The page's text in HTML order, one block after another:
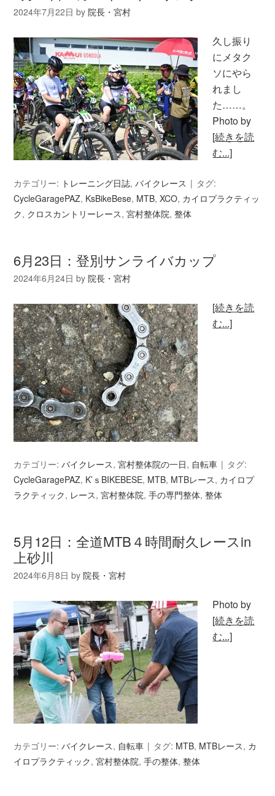
2024年7月22日 by院長・宮村
久し振り
にメタク
ソにやら
れまし
た……。
Photo by
[続きを読
む...]
カテゴリー: トレーニング日誌,バイクレース
タグ:
CycleGaragePAZ, KsBikeBese, MTB,XCO, カイロプラクティッ
ク, クロスカントリーレース,宮村整体院,整体
6月23日：登別サンライバカップ
2024年6月24日 by院長・宮村
[続きを読
む...]
カテゴリー:バイクレース,宮村整体院の一日, 自転車
タグ:
CycleGaragePAZ, K’ｓBIKEBESE, MTB, MTBレース, カイロプ
ラクティック, レース,宮村整体院,手の専門整体,整体
5月12日：全道MTB４時間耐久レースin
上砂川
2024年6月8日 by院長・宮村
Photo by
[続きを読
む...]
カテゴリー:バイクレース, 自転車 タグ: MTB, MTBレース, カ
イロプラクティック,宮村整体院,手の整体,整体